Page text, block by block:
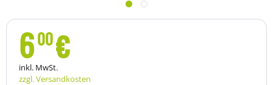
600€
inkl. MwSt.
zzgl. Versandkosten